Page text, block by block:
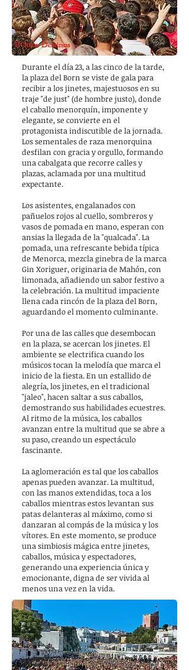
Durante el día 23, a las cinco de la tarde,
la plaza del Born se viste de gala para
recibir a los jinetes, majestuosos en su
traje "de just" (de hombre justo), donde
el caballo menorquín, imponente y
elegante, se convierte en el
protagonista indiscutible de la jornada.
Los sementales de raza menorquina
desfilan con gracia y orgullo, formando
una cabalgata que recorre calles y
plazas, aclamada por una multitud
expectante.
Los asistentes, engalanados con
pañuelos rojos al cuello, sombreros y
vasos de pomada en mano, esperan con
ansias la llegada de la "qualcada". La
pomada, una refrescante bebida típica
de Menorca, mezcla ginebra de la marca
Gin Xoriguer, originaria de Mahón, con
limonada, añadiendo un sabor festivo a
la celebración. La multitud impaciente
llena cada rincón de la plaza del Born,
aguardando el momento culminante.
Por una de las calles que desembocan
en la plaza, se acercan los jinetes. El
ambiente se electrifica cuando los
músicos tocan la melodía que marca el
inicio de la fiesta. En un estallido de
alegría, los jinetes, en el tradicional
"jaleo", hacen saltar a sus caballos,
demostrando sus habilidades ecuestres.
Al ritmo de la música, los caballos
avanzan entre la multitud que se abre a
su paso, creando un espectáculo
fascinante.
La aglomeración es tal que los caballos
apenas pueden avanzar. La multitud,
con las manos extendidas, toca a los
caballos mientras estos levantan sus
patas delanteras al máximo, como si
danzaran al compás de la música y los
vítores. En este momento, se produce
una simbiosis mágica entre jinetes,
caballos, música y espectadores,
generando una experiencia única y
emocionante, digna de ser vivida al
menos una vez en la vida.